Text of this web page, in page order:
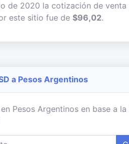
de 2020 la cotización de
este sitio fue de $96,02.
a Pesos Argentinos
Pesos Argentinos en base a